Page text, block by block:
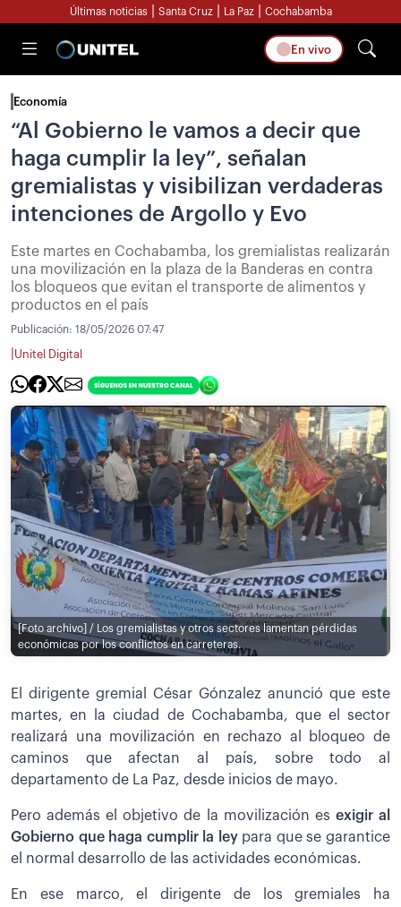
Últimas noticias Santa Cruz La Paz Cochabamba
En vivo
Economía
“Al Gobierno le vamos a decir que
haga cumplir la ley”, señalan
gremialistas y visibilizan verdaderas
intenciones de Argollo y Evo
Este martes en Cochabamba, los gremialistas realizarán
una movilización en la plaza de la Banderas en contra
los bloqueos que evitan el transporte de alimentos y
productos en el país
Publicación: 18/05/2026 07:47
Unitel Digital
[Foto archivo] / Los gremialistas y otros sectores lamentan pérdidas
económicas por los conflictos en carreteras.
El dirigente gremial César Gónzalez anunció que este
martes, en la ciudad de Cochabamba, que el sector
realizará una movilización en rechazo al bloqueo de
caminos que afectan al país, sobre todo al
departamento de La Paz, desde inicios de mayo.
Pero además el objetivo de la movilización es exigir al
Gobierno que haga cumplir la ley para que se garantice
el normal desarrollo de las actividades económicas.
En ese marco, el dirigente de los gremiales ha